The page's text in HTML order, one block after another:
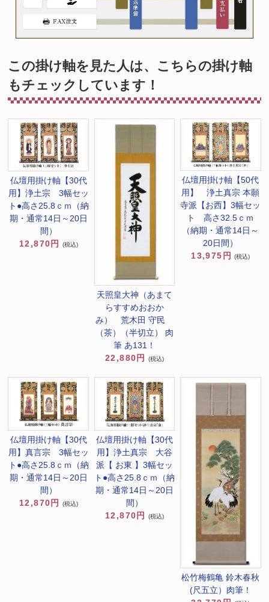
この掛け軸を見た人は、こちらの掛け軸
もチェックしています！
仏壇用掛け軸【30代
用】浄土宗 3幅セッ
ト●高さ25.8ｃｍ（納
期・通常14日～20日
間）
12,870円
(税込)
天照皇大神（あまて
らすすめおおか
み） 荒木田 守民
（茶）（半切立） 肉
筆 あ131！
22,880円
(税込)
仏壇用掛け軸【50代
用】 浄土真宗 本願
寺派【お西】3幅セッ
ト 高さ32.5ｃｍ
（納期・通常14日～
20日間）
13,975円
(税込)
仏壇用掛け軸【30代
用】真言宗 3幅セッ
ト●高さ25.8ｃｍ（納
期・通常14日～20日
間）
12,870円
(税込)
仏壇用掛け軸【30代
用】浄土真宗 大谷
派【 お東 】3幅セッ
ト●高さ25.8ｃｍ（納
期・通常14日～20日
間）
12,870円
(税込)
松竹梅鶴亀 鈴木春秋
(尺五立）肉筆！